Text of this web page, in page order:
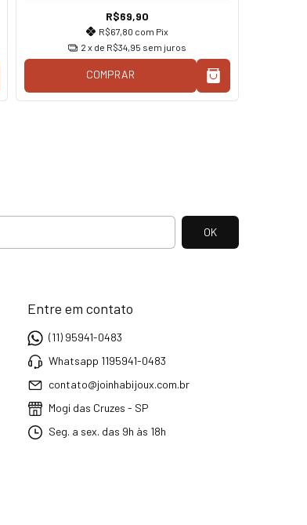
R$69,90
R$67,80 com Pix
2 x de R$34,95 sem juros
COMPRAR
Entre em contato
(11) 95941-0483
Whatsapp 1195941-0483
contato@joinhabijoux.com.br
Mogi das Cruzes - SP
Seg. a sex. das 9h às 18h